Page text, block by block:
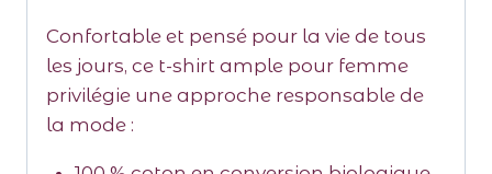
Confortable et pensé pour la vie de tous
les jours, ce t-shirt ample pour femme
privilégie une approche responsable de
la mode :